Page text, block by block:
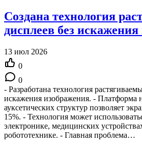
Создана технология
дисплеев без
13 июл 2026
0
0
- Разработана технология
искажения изображения. - Платформа
ауксетических структур позволяет
15%. - Технология может
электронике, медицинских
робототехнике. - Главная проблема…